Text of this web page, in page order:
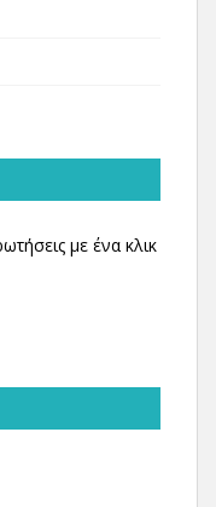
με ένα κλικ